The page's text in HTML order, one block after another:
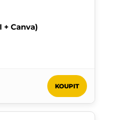
+ Canva)
KOUPIT